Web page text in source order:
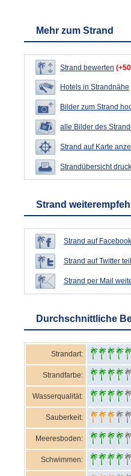
Mehr zum Strand
Strand bewerten
Hotels in Strandnähe
Bilder zum Strand
alle Bilder des
Strand auf Karte
Strandübersicht
Strand
Strand auf
Strand auf Twitter
Strand per Mail
Durchschnittliche
Strandart:
Strandfarbe:
Wasserqualität:
Sauberkeit:
Meeresboden:
Schwimmen: